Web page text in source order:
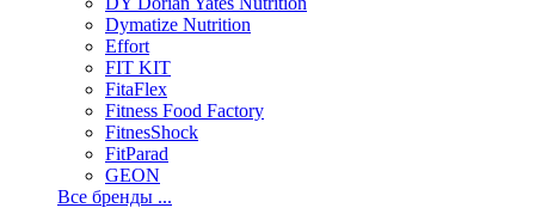
Dymatize Nutrition
Effort
FIT KIT
FitaFlex
Fitness Food Factory
FitnesShock
FitParad
GEON
Все бренды ...